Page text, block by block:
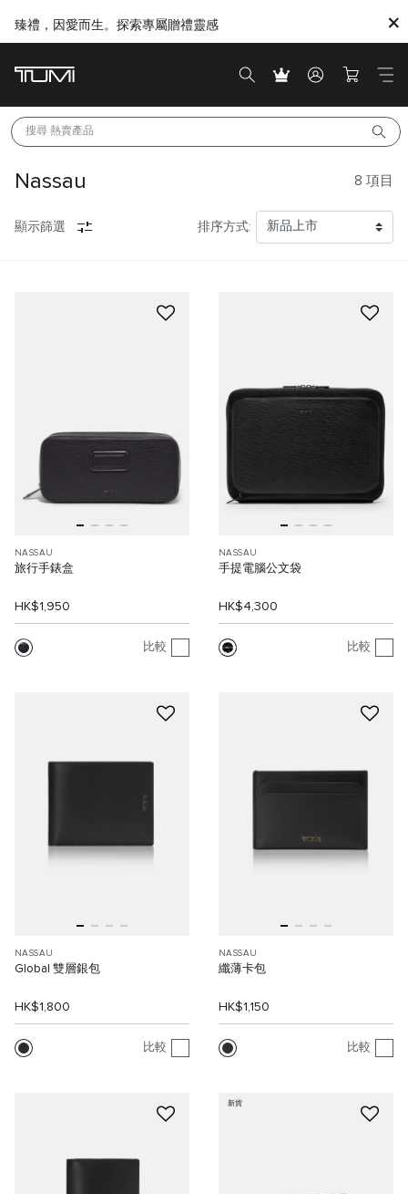
臻禮，因愛而生。探索專屬贈禮靈感
搜尋 熱賣產品
Nassau 8 項目
顯示篩選 排序方式:
NASSAU
旅行手錶盒
HK$1,950
比較
NASSAU
手提電腦公文袋
HK$4,300
比較
NASSAU
Global 雙層銀包
HK$1,800
比較
NASSAU
纖薄卡包
HK$1,150
比較
新貨